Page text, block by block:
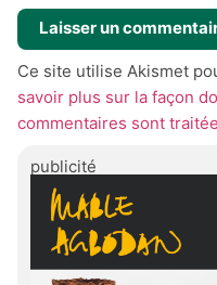
Ce site utilise Akismet
savoir plus sur la façon
commentaires sont
publicité